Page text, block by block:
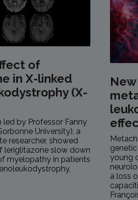
of
in X-linked
(X-
led by Professor Fanny
University), a
researcher, showed
leriglitazone slow down
myelopathy in patients
young
a loss